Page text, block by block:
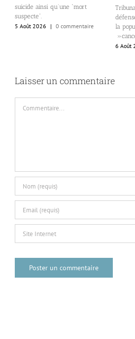
suicide ainsi qu’une “mort
suspecte”.
5 Août 2026
| 0 commentaire
la
6 Août
Laisser un commentaire